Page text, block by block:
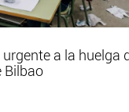
a la huelga
Bilbao